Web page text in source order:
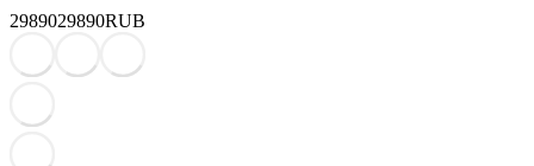
2989029890RUB